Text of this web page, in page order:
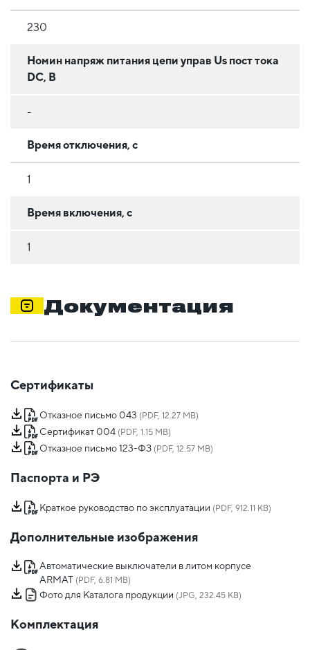
230
Номин напряж питания цепи управ Us пост тока
DC, В
-
Время отключения, с
1
Время включения, с
1
Документация
Сертификаты
Отказное письмо 043 (PDF, 12.27 MB)
Сертификат 004 (PDF, 1.15 MB)
Отказное письмо 123-ФЗ (PDF, 12.57 MB)
Паспорта и РЭ
Краткое руководство по эксплуатации (PDF, 912.11 KB)
Дополнительные изображения
Автоматические выключатели в литом корпусе
ARMAT (PDF, 6.81 MB)
Фото для Каталога продукции (JPG, 232.45 KB)
Комплектация